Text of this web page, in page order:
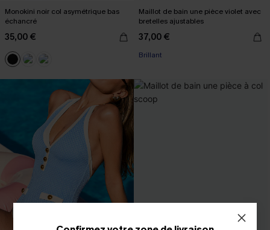
Monokini noir col asymétrique bas
échancré
35,00 €
Maillot de bain une pièce violet avec
bretelles ajustables
37,00 €
Brillant